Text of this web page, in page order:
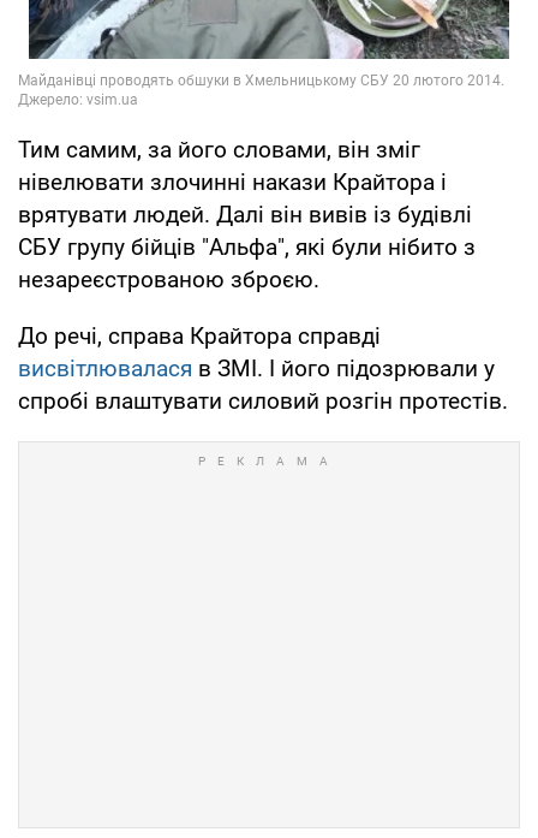
Тим самим, за його словами, він зміг
нівелювати злочинні накази Крайтора і
врятувати людей. Далі він вивів із будівлі
СБУ групу бійців "Альфа", які були нібито з
незареєстрованою зброєю.
До речі, справа Крайтора справді
висвітлювалася в ЗМІ. І його підозрювали у
спробі влаштувати силовий розгін протестів.